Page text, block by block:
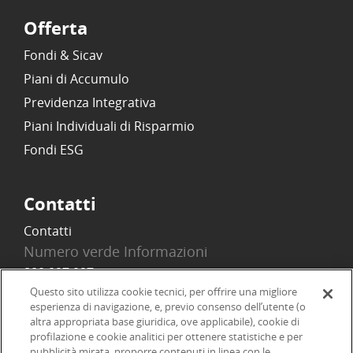
Offerta
Fondi & Sicav
Piani di Accumulo
Previdenza Integrativa
Piani Individuali di Risparmio
Fondi ESG
Contatti
Contatti
Numero verde Informazioni
800 097 097
Email
info@onlinesim.it
Questo sito utilizza cookie tecnici, per offrire una migliore
esperienza di navigazione, e, previo consenso dell’utente (o
altra appropriata base giuridica, ove applicabile), cookie di
profilazione e cookie analitici per ottenere statistiche e per